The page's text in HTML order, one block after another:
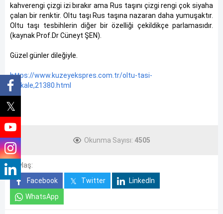
kahverengi çizgi izi bırakır ama Rus taşını çizgi rengi çok siyaha
çalan bir renktir. Oltu taşı Rus taşına nazaran daha yumuşaktır.
Oltu taşı tesbihlerin diğer bir özelliği çekildikçe parlamasıdır.
(kaynak Prof.Dr Cüneyt ŞEN).
Güzel günler dileğiyle.
https://www.kuzeyekspres.com.tr/oltu-tasi-
makale,21380.html
Okunma Sayısı: 4505
Paylaş:
Facebook
Twitter
LinkedIn
WhatsApp